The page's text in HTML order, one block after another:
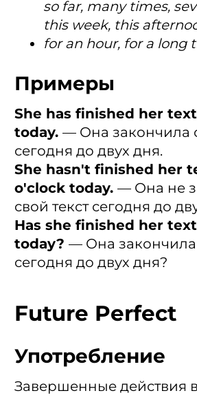
so far, many times,
this week, this
for an hour, for a long
Примеры
She has finished her
today. — Она закончила
сегодня до двух дня.
She hasn't finished her
o'clock today. — Она не
свой текст сегодня до
Has she finished her
today? — Она закончила
сегодня до двух дня?
Future Perfect
Употребление
Завершенные действия